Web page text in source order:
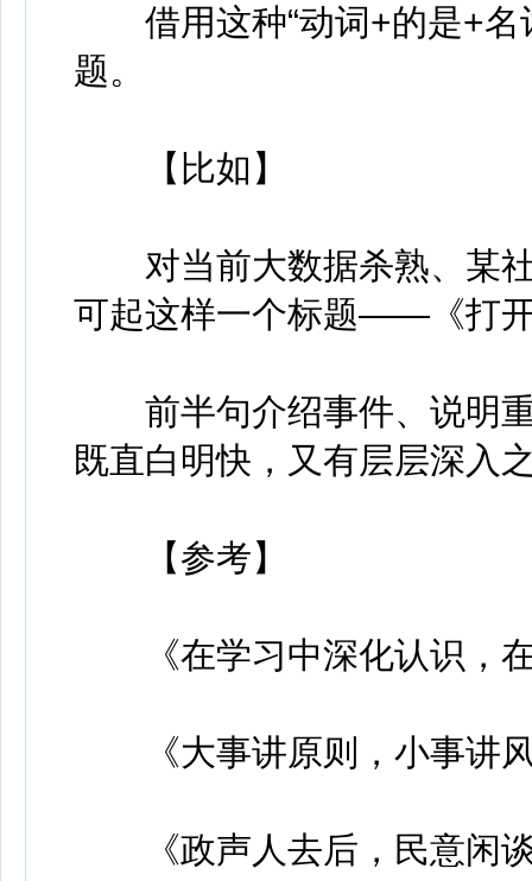
借用这种“动词+的是+名
题。
【比如】
对当前大数据杀熟、某社
可起这样一个标题——《打开
前半句介绍事件、说明重
既直白明快，又有层层深入
【参考】
《在学习中深化认识，在
《大事讲原则，小事讲
《政声人去后，民意闲